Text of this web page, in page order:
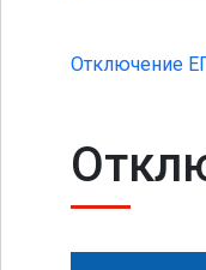
Отключение